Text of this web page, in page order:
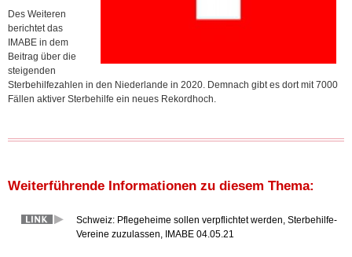
Des Weiteren
berichtet das
IMABE in dem
Beitrag über die
steigenden
Sterbehilfezahlen in den Niederlande in 2020. Demnach gibt es dort mit 7000
Fällen aktiver Sterbehilfe ein neues Rekordhoch.
Weiterführende Informationen zu diesem Thema:
Schweiz: Pflegeheime sollen verpflichtet werden, Sterbehilfe-
Vereine zuzulassen, IMABE 04.05.21